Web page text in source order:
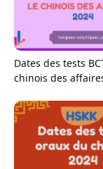
Dates des tests
chinois des